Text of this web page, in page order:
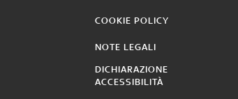
COOKIE POLICY
NOTE LEGALI
DICHIARAZIONE
ACCESSIBILITÀ